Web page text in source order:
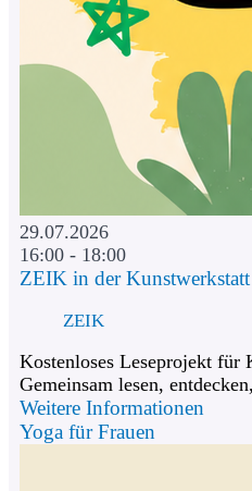
29.07.2026
16:00 - 18:00
ZEIK in der Kunstwerkstatt
ZEIK
Kostenloses Leseprojekt für
Gemeinsam lesen,
Weitere Informationen
Yoga für Frauen